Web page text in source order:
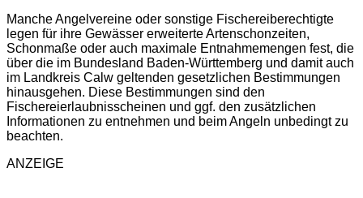
Manche Angelvereine oder sonstige Fischereiberechtigte
legen für ihre Gewässer erweiterte Artenschonzeiten,
Schonmaße oder auch maximale Entnahmemengen fest, die
über die im Bundesland Baden-Württemberg und damit auch
im Landkreis Calw geltenden gesetzlichen Bestimmungen
hinausgehen. Diese Bestimmungen sind den
Fischereierlaubnisscheinen und ggf. den zusätzlichen
Informationen zu entnehmen und beim Angeln unbedingt zu
beachten.
ANZEIGE